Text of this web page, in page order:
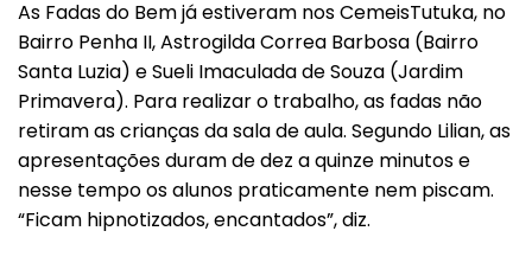
As Fadas do Bem já estiveram nos CemeisTutuka, no
Bairro Penha II, Astrogilda Correa Barbosa (Bairro
Santa Luzia) e Sueli Imaculada de Souza (Jardim
Primavera). Para realizar o trabalho, as fadas não
retiram as crianças da sala de aula. Segundo Lilian, as
apresentações duram de dez a quinze minutos e
nesse tempo os alunos praticamente nem piscam.
“Ficam hipnotizados, encantados”, diz.